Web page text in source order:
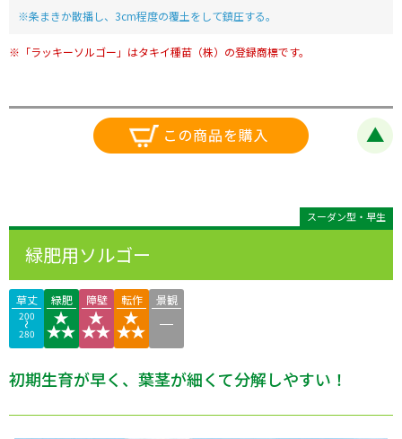
※条まきか散播し、3cm程度の覆土をして鎮圧する。
※「ラッキーソルゴー」はタキイ種苗（株）の登録商標です。
スーダン型・早生
緑肥用ソルゴー
草丈
200
280
緑肥 障壁 転作 景観
初期生育が早く、葉茎が細くて分解しやすい！